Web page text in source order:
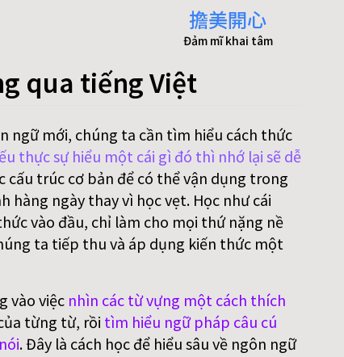
擔美開心
Đảm mĩ khai tâm
qua tiếng Việt
ngữ mới, chúng ta cần tìm hiểu cách thức
thực sự hiểu một cái gì đó thì nhớ lại sẽ dễ
cấu trúc cơ bản để có thể vận dụng trong
hàng ngày thay vì học vẹt. Học như cái
vào đầu, chỉ làm cho mọi thứ nặng nề
ta tiếp thu và áp dụng kiến thức một
vào việc nhìn các từ vựng một cách thích
từng từ, rồi tìm hiểu ngữ pháp câu cú
. Đây là cách học để hiểu sâu về ngôn ngữ